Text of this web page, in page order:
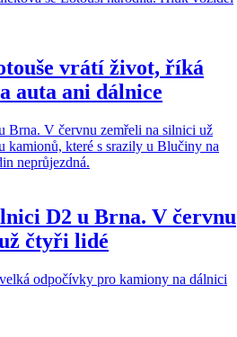
vrátí život, říká
auta ani dálnice
D2 u Brna. V červnu
čtyři lidé